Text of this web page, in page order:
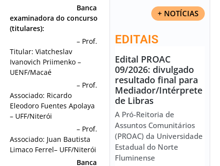
Banca
examinadora do concurso
(titulares):
– Prof.
Titular: Viatcheslav
Ivanovich Priimenko –
UENF/Macaé
– Prof.
Associado: Ricardo
Eleodoro Fuentes Apolaya
– UFF/Niterói
– Prof.
Associado: Juan Bautista
Limaco Ferrel– UFF/Niterói
Banca
+ NOTÍCIAS
EDITAIS
Edital PROAC
09/2026: divulgado
resultado final para
Mediador/Intérprete
de Libras
A Pró-Reitoria de
Assuntos Comunitários
(PROAC) da Universidade
Estadual do Norte
Fluminense